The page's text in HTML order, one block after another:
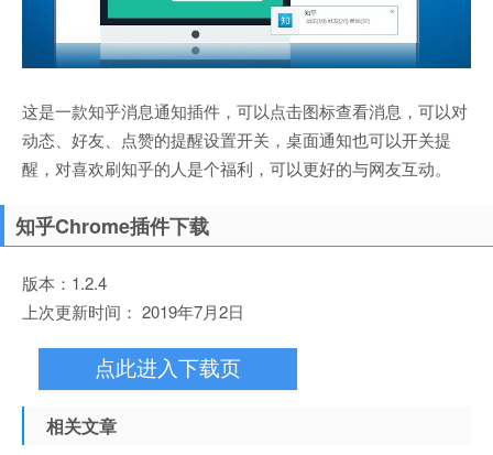
这是一款知乎消息通知插件，可以点击图标查看消息，可以对
动态、好友、点赞的提醒设置开关，桌面通知也可以开关提
醒，对喜欢刷知乎的人是个福利，可以更好的与网友互动。
知乎Chrome插件下载
版本：1.2.4
上次更新时间： 2019年7月2日
点此进入下载页
相关文章